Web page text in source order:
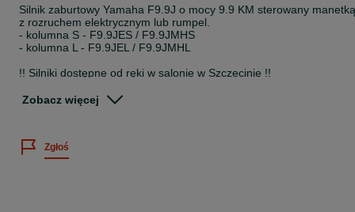
Silnik zaburtowy Yamaha F9.9J o mocy 9.9 KM sterowany manetką
z rozruchem elektrycznym lub rumpel.
- kolumna S - F9.9JES / F9.9JMHS
- kolumna L - F9.9JEL / F9.9JMHL
!! Silniki dostępne od ręki w salonie w Szczecinie !!
Odkryj radość użytkowania cichej, płynnie pracującej,
umożliwiają prostą i bezpieczną obsługę.
Zobacz więcej
Zgłoś